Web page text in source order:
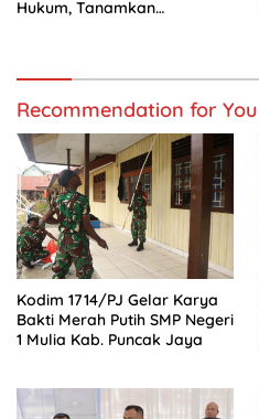
Hukum, Tanamkan
Recommendation for You
Kodim 1714/PJ Gelar Karya
Bakti Merah Putih SMP Negeri
1 Mulia Kab. Puncak Jaya